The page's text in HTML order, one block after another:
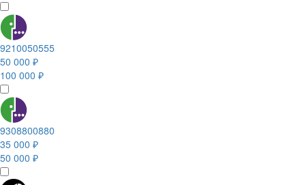
9210050555
50 000 ₽
100 000 ₽
9308800880
35 000 ₽
50 000 ₽